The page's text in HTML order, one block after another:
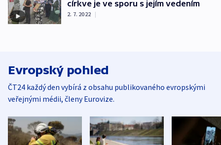
církve je ve sporu s jejím vedením
2. 7. 2022 |
Evropský pohled
ČT24 každý den vybírá z obsahu publikovaného evropskými
veřejnými médii, členy Eurovize.